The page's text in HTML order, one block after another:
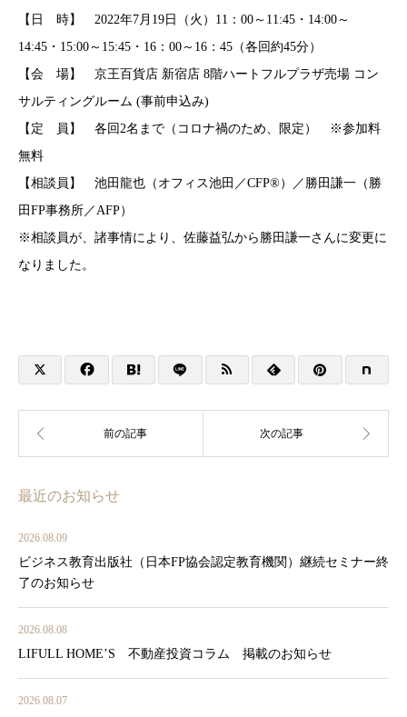
【日 時】 2022年7月19日（火）11：00～11:45・14:00～
14:45・15:00～15:45・16：00～16：45（各回約45分）
【会 場】 京王百貨店 新宿店 8階ハートフルプラザ売場 コン
サルティングルーム (事前申込み)
【定 員】 各回2名まで（コロナ禍のため、限定） ※参加料
無料
【相談員】 池田龍也（オフィス池田／CFP®）／勝田謙一（勝
田FP事務所／AFP）
※相談員が、諸事情により、佐藤益弘から勝田謙一さんに変更に
なりました。
最近のお知らせ
2026.08.09
ビジネス教育出版社（日本FP協会認定教育機関）継続セミナー終
了のお知らせ
2026.08.08
LIFULL HOME’S 不動産投資コラム 掲載のお知らせ
2026.08.07